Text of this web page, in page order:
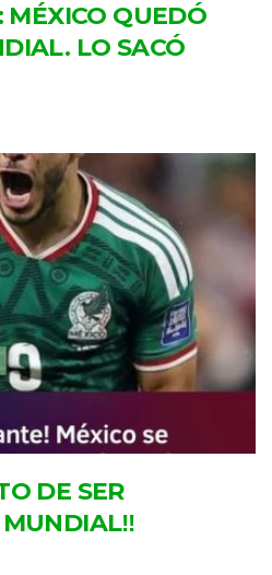
MÉXICO QUEDÓ
LO SACÓ
DE SER